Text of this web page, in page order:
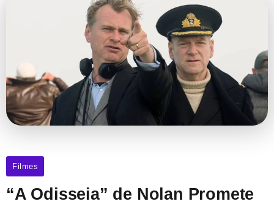
Filmes
“A Odisseia” de Nolan Promete